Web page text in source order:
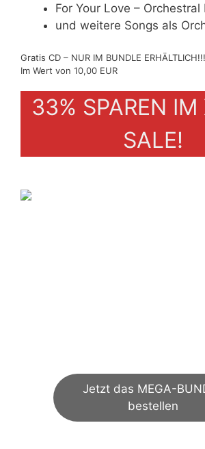
For Your Love – Orchestral
und weitere Songs als
Gratis CD – NUR IM BUNDLE ERHÄLTLICH!!!
Im Wert von 10,00 EUR
33% SPAREN
SALE!
Jetzt das MEGA-
bestellen